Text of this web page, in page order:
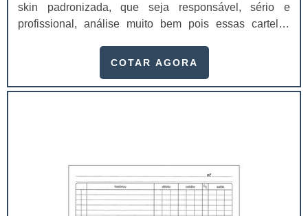
skin padronizada, que seja responsável, sério e
profissional, análise muito bem pois essas cartelas
produto.A busca por empresas sérias para adquirir esse
podem assegurar aos clientes características pontuais
COTAR AGORA